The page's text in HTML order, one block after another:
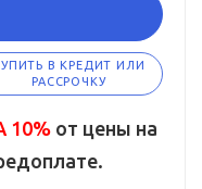
В КРЕДИТ ИЛИ
РАССРОЧКУ
10% от цены на